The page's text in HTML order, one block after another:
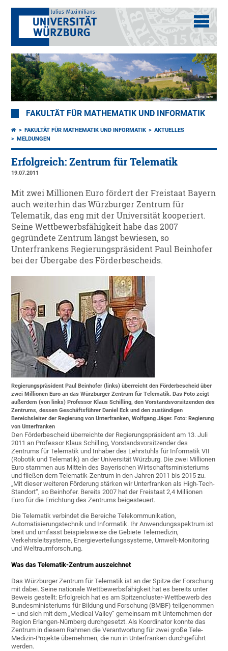
FAKULTÄT FÜR MATHEMATIK UND INFORMATIK
FAKULTÄT FÜR MATHEMATIK UND INFORMATIK
AKTUELLES
MELDUNGEN
Erfolgreich: Zentrum für Telematik
19.07.2011
Mit zwei Millionen Euro fördert der Freistaat Bayern
auch weiterhin das Würzburger Zentrum für
Telematik, das eng mit der Universität kooperiert.
Seine Wettbewerbsfähigkeit habe das 2007
gegründete Zentrum längst bewiesen, so
Unterfrankens Regierungspräsident Paul Beinhofer
bei der Übergabe des Förderbescheids.
Regierungspräsident Paul Beinhofer (links) überreicht den Förderbescheid über
zwei Millionen Euro an das Würzburger Zentrum für Telematik. Das Foto zeigt
außerdem (von links) Professor Klaus Schilling, den Vorstandsvorsitzenden des
Zentrums, dessen Geschäftsführer Daniel Eck und den zuständigen
Bereichsleiter der Regierung von Unterfranken, Wolfgang Jäger. Foto: Regierung
von Unterfranken
Den Förderbescheid überreichte der Regierungspräsident am 13. Juli
2011 an Professor Klaus Schilling, Vorstandsvorsitzender des
Zentrums für Telematik und Inhaber des Lehrstuhls für Informatik VII
(Robotik und Telematik) an der Universität Würzburg. Die zwei Millionen
Euro stammen aus Mitteln des Bayerischen Wirtschaftsministeriums
und fließen dem Telematik-Zentrum in den Jahren 2011 bis 2015 zu.
„Mit dieser weiteren Förderung stärken wir Unterfranken als High-Tech-
Standort“, so Beinhofer. Bereits 2007 hat der Freistaat 2,4 Millionen
Euro für die Errichtung des Zentrums beigesteuert.
Die Telematik verbindet die Bereiche Telekommunikation,
Automatisierungstechnik und Informatik. Ihr Anwendungsspektrum ist
breit und umfasst beispielsweise die Gebiete Telemedizin,
Verkehrsleitsysteme, Energieverteilungssysteme, Umwelt-Monitoring
und Weltraumforschung.
Was das Telematik-Zentrum auszeichnet
Das Würzburger Zentrum für Telematik ist an der Spitze der Forschung
mit dabei. Seine nationale Wettbewerbsfähigkeit hat es bereits unter
Beweis gestellt: Erfolgreich hat es am Spitzencluster-Wettbewerb des
Bundesministeriums für Bildung und Forschung (BMBF) teilgenommen
– und sich mit dem „Medical Valley“ gemeinsam mit Unternehmen der
Region Erlangen-Nürnberg durchgesetzt. Als Koordinator konnte das
Zentrum in diesem Rahmen die Verantwortung für zwei große Tele-
Medizin-Projekte übernehmen, die nun in Unterfranken durchgeführt
werden.